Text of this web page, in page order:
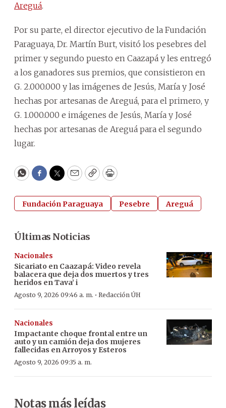
Areguá.
Por su parte, el director ejecutivo de la Fundación
Paraguaya, Dr. Martín Burt, visitó los pesebres del
primer y segundo puesto en Caazapá y les entregó
a los ganadores sus premios, que consistieron en
G. 2.000.000 y las imágenes de Jesús, María y José
hechas por artesanas de Areguá, para el primero, y
G. 1.000.000 e imágenes de Jesús, María y José
hechas por artesanas de Areguá para el segundo
lugar.
WhatsApp
Facebook
Twitter
EmailCopyPrint
Fundación Paraguaya Pesebre Areguá
Últimas Noticias
Nacionales
Sicariato en Caazapá: Video revela
balacera que deja dos muertos y tres
heridos en Tava’ i
Agosto 9, 2026 09:46 a. m. · Redacción ÚH
Nacionales
Impactante choque frontal entre un
auto y un camión deja dos mujeres
fallecidas en Arroyos y Esteros
Agosto 9, 2026 09:35 a. m.
Notas más leídas